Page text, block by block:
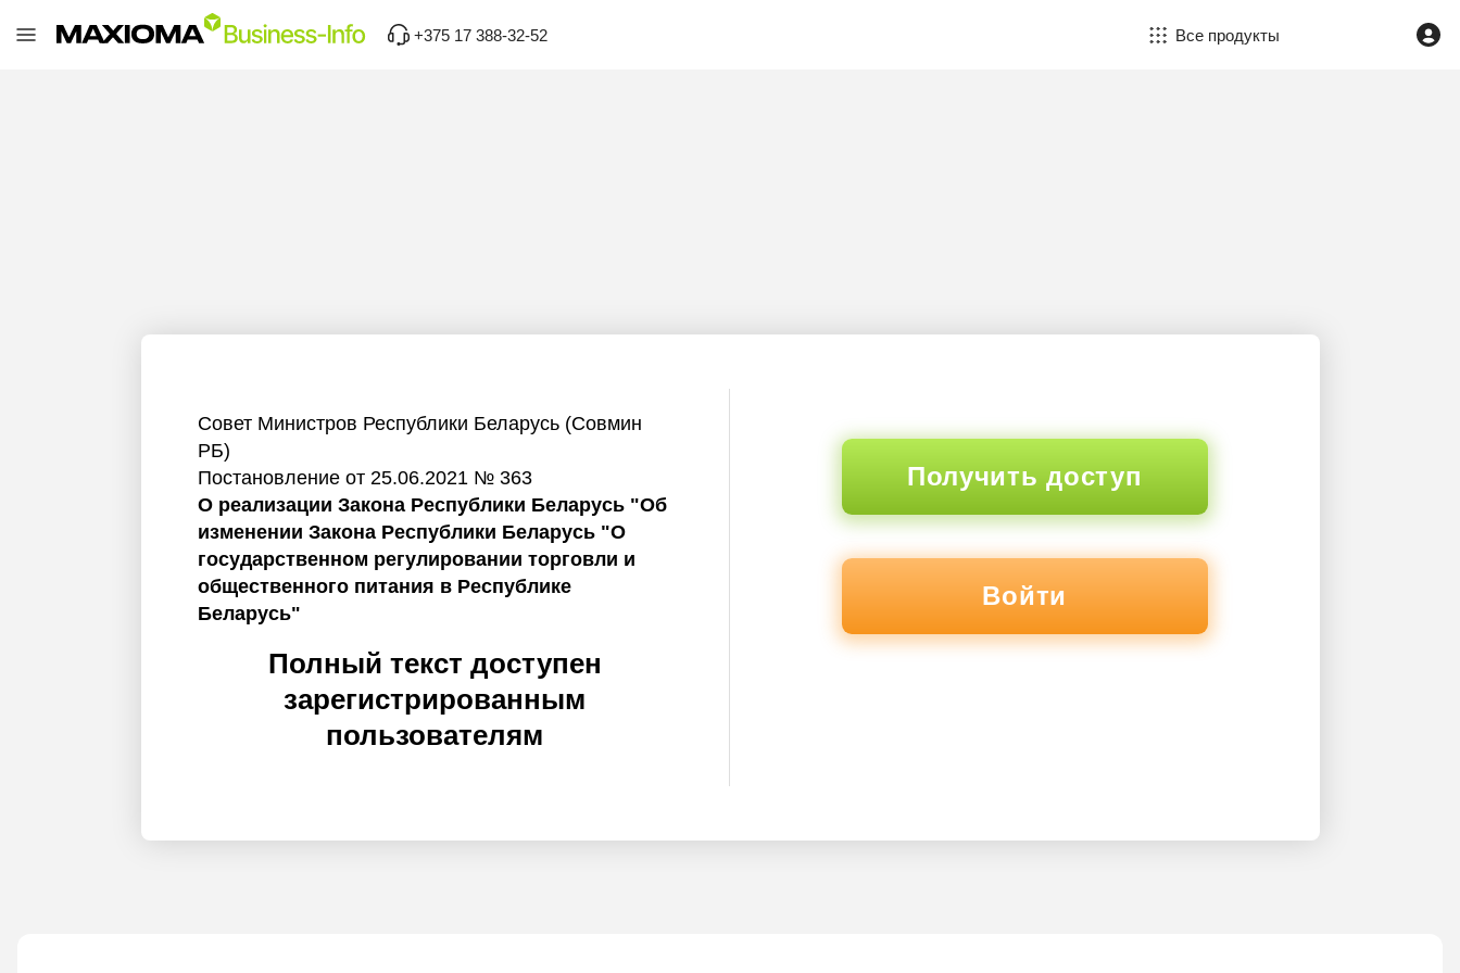
+375 17 388-32-52 Все продукты
Совет Министров Республики Беларусь (Совмин
РБ)
Постановление от 25.06.2021 № 363
О реализации Закона Республики Беларусь "Об
изменении Закона Республики Беларусь "О
государственном регулировании торговли и
общественного питания в Республике
Беларусь"
Полный текст доступен
зарегистрированным
пользователям
Получить доступ
Войти